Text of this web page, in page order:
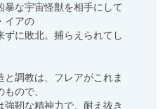
な宇宙怪獣を相手にして
イアの
に敗北。捕らえられてし
調教は、フレアがこれま
ので、
強靭な精神力で、耐え抜き